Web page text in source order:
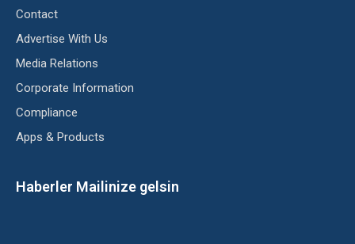
Contact
Advertise With Us
Media Relations
Corporate Information
Compliance
Apps & Products
Haberler Mailinize gelsin